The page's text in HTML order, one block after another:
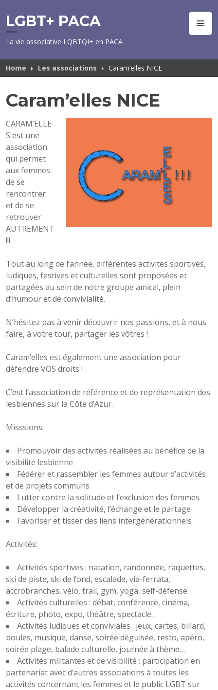
to
content
LGBT+ PACA
La vie associative LQBTQI+ en PACA
Home Les associations Caram’elles NICE
Caram’elles NICE
CARAM’ELLE
S est une
association
qui permet
aux femmes
de se
rencontrer
et de se
retrouver
AUTREMENT
!!!
Tout au long de l’année, différentes activités sportives,
ludiques, festives et culturelles sont proposées et
partagées au sein de notre groupe amical, plein
d’humour et de convivialité.
N’hésitez pas à venir découvrir nos passions, et à nous
faire, à votre tour, partager les vôtres !
Caram’elles est également une association pour
défendre VOS droits !
C’est l’association de référence et de représentation des
lesbiennes sur la Côte d’Azur.
Misssions:
Promouvoir des activités réalisées au bénéfice de la
visibilité lesbienne
Fédérer et rassembler les femmes autour d’activités
et de projets communs
Lutter contre la solitude et l’exclusion des femmes
Développer la créativité, l’échange et le partage
Favoriser et tisser des liens intergénérationnels
Activités:
Activités sportives : natation, randonnée, raquettes,
ski de piste, ski de fond, escalade, via-ferrata,
accrobranches, vélo, trail, gym, yoga, self-défense…
Activités culturelles : débat, conférence, cinéma,
écriture, photo, expo, théâtre, spectacle…
Activités ludiques et conviviales : jeux, cartes, billard,
boules, musique, danse, soirée déguisée, resto, apéro,
soirée plage, balade culturelle, journée à thème…
Activités militantes et de visibilité : participation en
partenariat avec d’autres associations à toutes les
activités concernant les femmes et le public LGBT sur